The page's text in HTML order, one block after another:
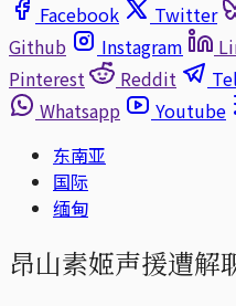
Facebook
Twitter
Github
Instagram
Pinterest
Reddit
Whatsapp
Youtube
东南亚
国际
缅甸
昂山素姬声援遭解